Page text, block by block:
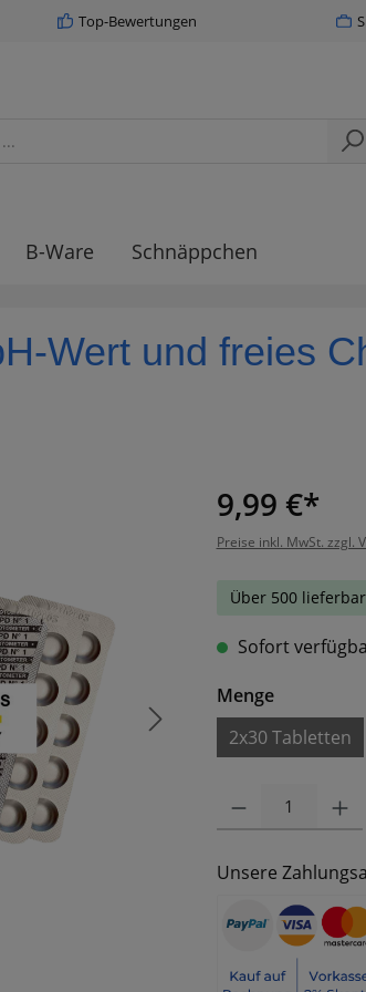
Top-Bewertungen
B-Ware Schnäppchen
Wert und freies
9,99 €*
Preise inkl. MwSt. zzgl.
Über 500
Sofort
Mengeauswählen
2x30 Tabletten
Unsere